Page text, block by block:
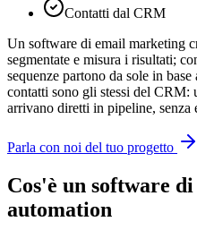
Contatti dal CRM
Un software di email marketing
segmentate e misura i risultati;
sequenze partono da sole in
contatti sono gli stessi del CRM:
arrivano diretti in pipeline, senza
Parla con noi del tuo progetto
Cos'è un software
automation